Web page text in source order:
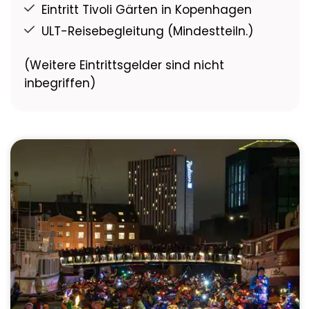
Eintritt Tivoli Gärten in Kopenhagen
ULT-Reisebegleitung (Mindestteiln.)
(Weitere Eintrittsgelder sind nicht
inbegriffen)